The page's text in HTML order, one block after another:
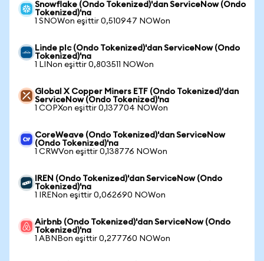
Snowflake (Ondo Tokenized)'dan ServiceNow (Ondo
Tokenized)'na
1 SNOWon eşittir 0,510947 NOWon
Linde plc (Ondo Tokenized)'dan ServiceNow (Ondo
Tokenized)'na
1 LINon eşittir 0,803511 NOWon
Global X Copper Miners ETF (Ondo Tokenized)'dan
ServiceNow (Ondo Tokenized)'na
1 COPXon eşittir 0,137704 NOWon
CoreWeave (Ondo Tokenized)'dan ServiceNow
(Ondo Tokenized)'na
1 CRWVon eşittir 0,138776 NOWon
IREN (Ondo Tokenized)'dan ServiceNow (Ondo
Tokenized)'na
1 IRENon eşittir 0,062690 NOWon
Airbnb (Ondo Tokenized)'dan ServiceNow (Ondo
Tokenized)'na
1 ABNBon eşittir 0,277760 NOWon